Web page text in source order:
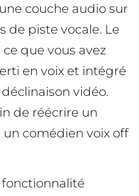
couche audio sur
de piste vocale. Le
que vous avez
en voix et intégré
vidéo.
de réécrire un
comédien voix off